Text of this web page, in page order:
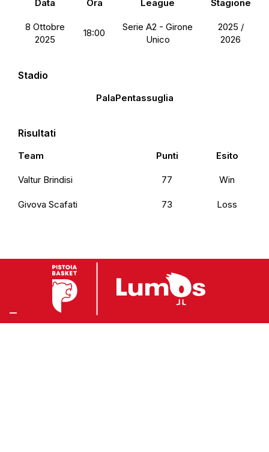
Data Ora League Stagione
8 Ottobre
2025
18:00
Serie A2 - Girone
Unico
2025 /
2026
Stadio
PalaPentassuglia
Risultati
Team Punti Esito
Valtur Brindisi 77 Win
Givova Scafati 73 Loss